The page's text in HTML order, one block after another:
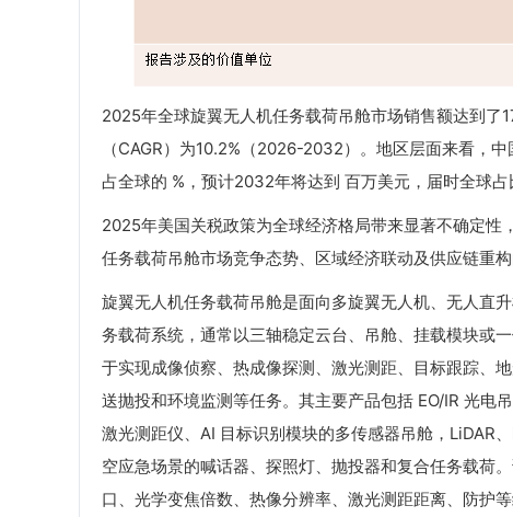
2025年全球旋翼无人机任务载荷吊舱市场销售额达到
（CAGR）为10.2%（2026-2032）。地区层面来看，
占全球的 %，预计2032年将达到 百万美元，届时全球占
2025年美国关税政策为全球经济格局带来显著不确定
任务载荷吊舱市场竞争态势、区域经济联动及供应链重构
旋翼无人机任务载荷吊舱是面向多旋翼无人机、无人直
务载荷系统，通常以三轴稳定云台、吊舱、挂载模块或
于实现成像侦察、热成像探测、激光测距、目标跟踪、
送抛投和环境监测等任务。其主要产品包括 EO/IR 光电
激光测距仪、AI 目标识别模块的多传感器吊舱，LiDAR
空应急场景的喊话器、探照灯、抛投器和复合任务载荷
口、光学变焦倍数、热像分辨率、激光测距距离、防护